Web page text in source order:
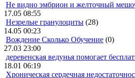
Не видно эмбрион и желточный
17.05 08:55
Незрелые гранулоциты (28)
14.05 00:23
Вождение Сколько Обучение (0)
27.03 23:00
деревенская ведунья помогает
18.01 06:19
Хроническая сердечная